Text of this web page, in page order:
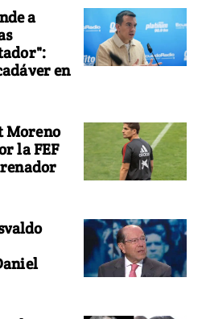
a
en
Moreno
la FEF